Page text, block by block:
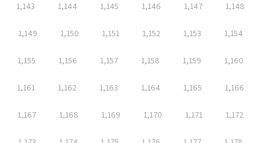
1,143 1,144 1,145 1,146 1,147 1,148
1,149 1,150 1,151 1,152 1,153 1,154
1,155 1,156 1,157 1,158 1,159 1,160
1,161 1,162 1,163 1,164 1,165 1,166
1,167 1,168 1,169 1,170 1,171 1,172